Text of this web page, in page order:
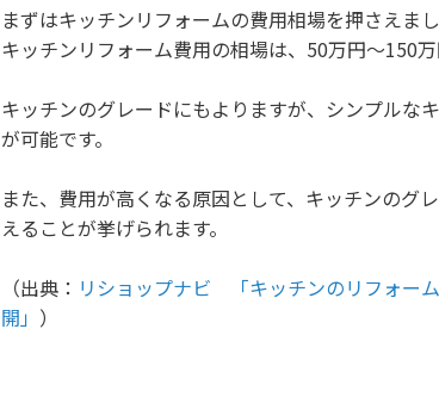
まずはキッチンリフォームの費用相場を押さえまし
キッチンリフォーム費用の相場は、50万円〜150万
キッチンのグレードにもよりますが、シンプルな
が可能です。
また、費用が高くなる原因として、キッチンのグ
えることが挙げられます。
（出典： リショップナビ 「キッチンのリフォー
開」 ）